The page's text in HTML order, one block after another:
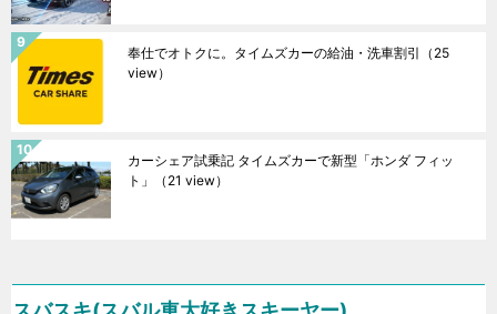
奉仕でオトクに。タイムズカーの給油・洗車割引 （25
view）
カーシェア試乗記 タイムズカーで新型「ホンダ フィッ
ト」
（21 view）